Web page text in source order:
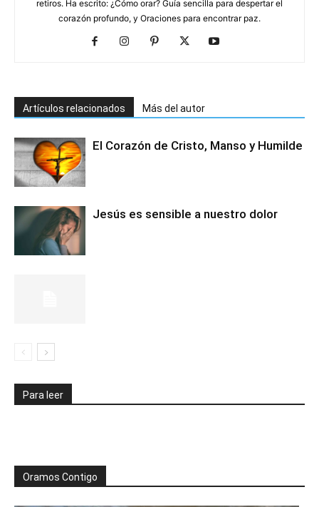
retiros. Ha escrito: ¿Cómo orar? Guía sencilla para despertar el
corazón profundo, y Oraciones para encontrar paz.
Artículos relacionados Más del autor
El Corazón de Cristo, Manso y Humilde
Jesús es sensible a nuestro dolor
Para leer
Oramos Contigo